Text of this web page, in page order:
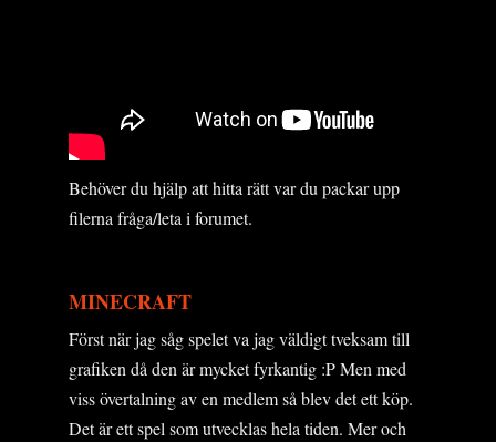
Behöver du hjälp att hitta rätt var du packar upp
filerna fråga/leta i forumet.
MINECRAFT
Först när jag såg spelet va jag väldigt tveksam till
grafiken då den är mycket fyrkantig :P Men med
viss övertalning av en medlem så blev det ett köp.
Det är ett spel som utvecklas hela tiden. Mer och